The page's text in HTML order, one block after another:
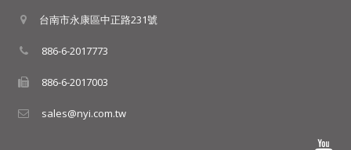
台南市永康區中正路231號
886-6-2017773
886-6-2017003
sales@nyi.com.tw